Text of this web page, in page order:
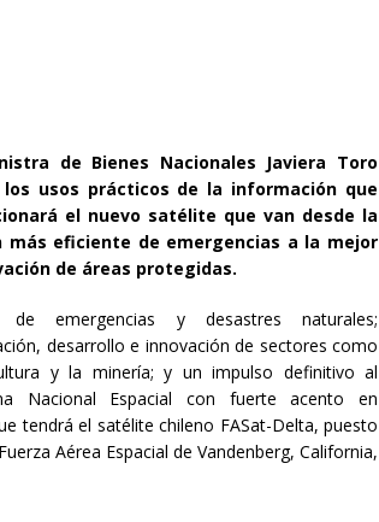
de Bienes Nacionales Javiera Toro
los usos prácticos de la información que
el nuevo satélite que van desde la
más eficiente de emergencias a la mejor
de áreas protegidas.
de emergencias y desastres naturales;
desarrollo e innovación de sectores como
y la minería; y un impulso definitivo al
Nacional Espacial con fuerte acento en
tendrá el satélite chileno FASat-Delta, puesto
Aérea Espacial de Vandenberg, California,